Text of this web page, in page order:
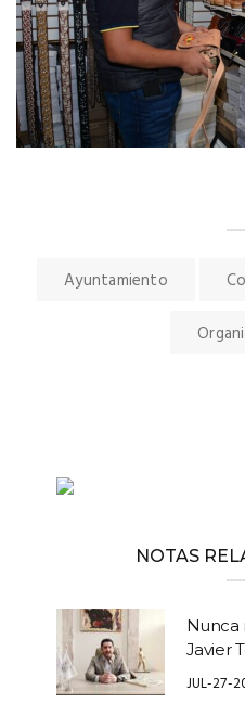
Ayuntamiento
NOTAS
Nunca
Javier
JUL-27-